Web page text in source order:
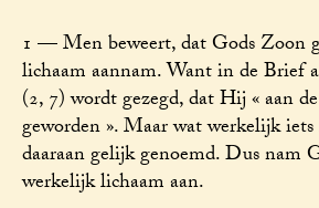
1 — Men beweert, dat Gods Zoon
lichaam aannam. Want in de Brief
(2, 7) wordt gezegd, dat Hij « aan
geworden ». Maar wat werkelijk
daaraan gelijk genoemd. Dus nam
werkelijk lichaam aan.